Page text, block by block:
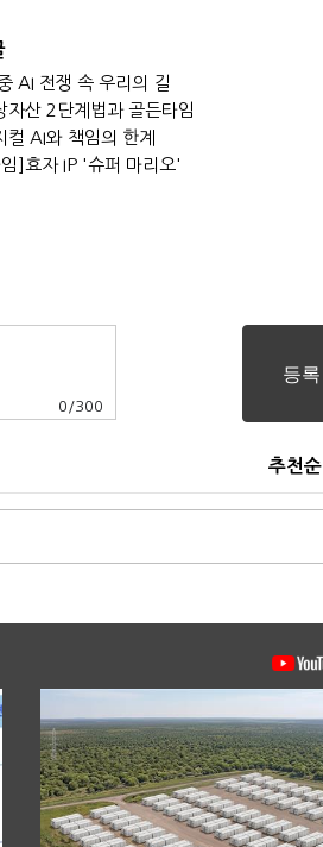
AI 전쟁 속 우리의 길
자산 2단계법과 골든타임
컬 AI와 책임의 한계
임]효자 IP '슈퍼 마리오'
0 /300
추천순